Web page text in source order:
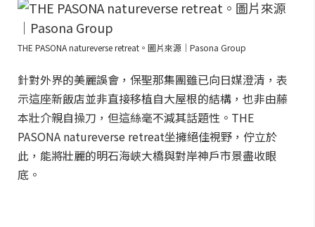
THE PASONA natureverse retreat。圖片來源｜Pasona Group
針對外界的美麗誤會，保聖那集團雖已向日媒澄清，表
示這座新飯店並非直接移植自大屋根的結構，也非由藤
本壯介親自操刀，但這絲毫不減其話題性。THE
PASONA natureverse retreat坐擁絕佳視野，佇立於
此，能將壯麗的明石海峽大橋與對岸神戶市景盡收眼
底。